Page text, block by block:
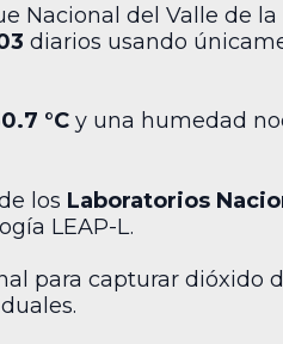
Nacional del Valle de la
diarios usando
°C y una humedad
los Laboratorios
LEAP-L.
para capturar dióxido